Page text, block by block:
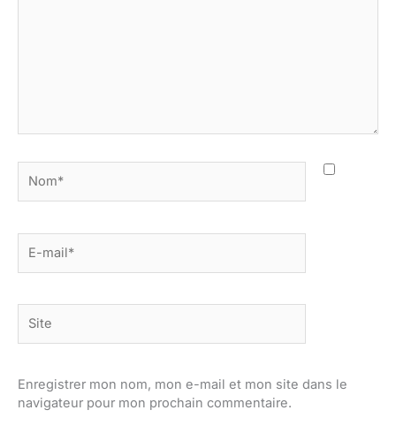
mail*
Enregistrer mon nom, mon e-mail et mon site dans le
navigateur pour mon prochain commentaire.